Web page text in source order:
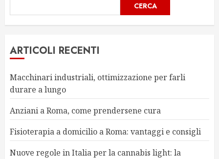
CERCA
ARTICOLI RECENTI
Macchinari industriali, ottimizzazione per farli
durare a lungo
Anziani a Roma, come prendersene cura
Fisioterapia a domicilio a Roma: vantaggi e consigli
Nuove regole in Italia per la cannabis light: la